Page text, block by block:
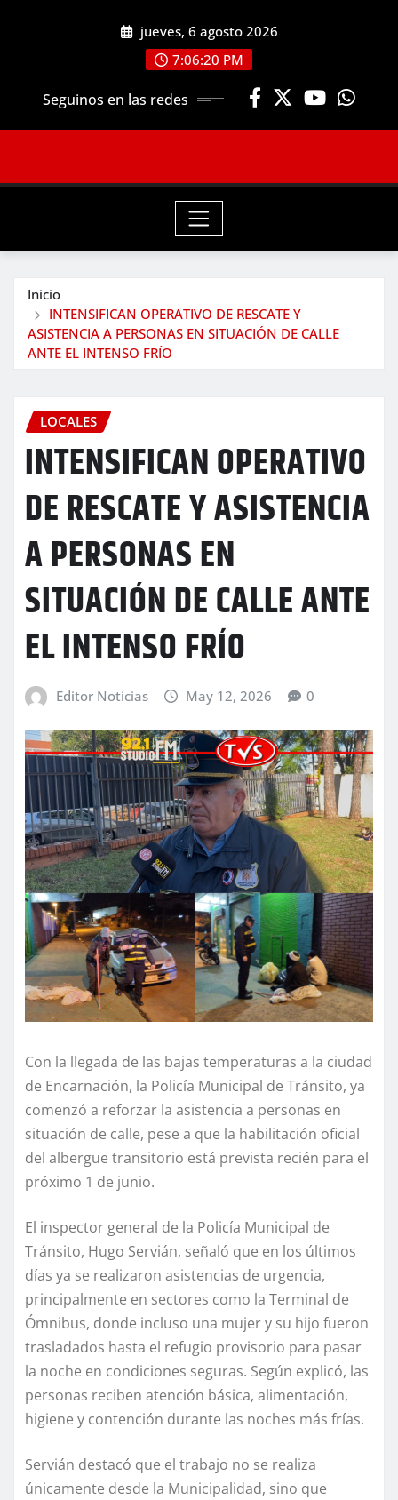
jueves, 6 agosto 2026
7:06:21 PM
Seguinos en las redes
Inicio
INTENSIFICAN OPERATIVO DE RESCATE Y
ASISTENCIA A PERSONAS EN SITUACIÓN DE CALLE
ANTE EL INTENSO FRÍO
LOCALES
INTENSIFICAN OPERATIVO
DE RESCATE Y ASISTENCIA
A PERSONAS EN
SITUACIÓN DE CALLE ANTE
EL INTENSO FRÍO
Editor Noticias May 12, 2026 0
Con la llegada de las bajas temperaturas a la ciudad
de Encarnación, la Policía Municipal de Tránsito, ya
comenzó a reforzar la asistencia a personas en
situación de calle, pese a que la habilitación oficial
del albergue transitorio está prevista recién para el
próximo 1 de junio.
El inspector general de la Policía Municipal de
Tránsito, Hugo Servián, señaló que en los últimos
días ya se realizaron asistencias de urgencia,
principalmente en sectores como la Terminal de
Ómnibus, donde incluso una mujer y su hijo fueron
trasladados hasta el refugio provisorio para pasar
la noche en condiciones seguras. Según explicó, las
personas reciben atención básica, alimentación,
higiene y contención durante las noches más frías.
Servián destacó que el trabajo no se realiza
únicamente desde la Municipalidad, sino que